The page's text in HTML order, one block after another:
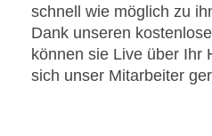
schnell wie möglich zu
Dank unseren
können sie Live über Ihr
sich unser Mitarbeiter